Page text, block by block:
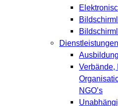
Verbände,
NGO’s